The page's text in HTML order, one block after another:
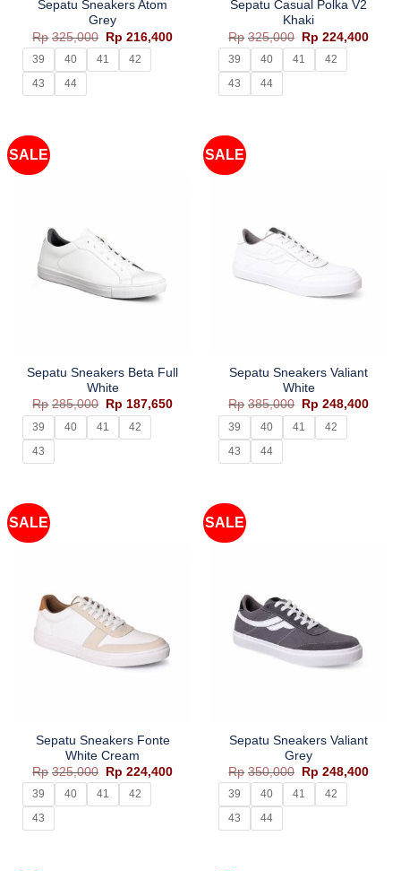
Sepatu Sneakers Atom
Grey
Rp 325,000
Harga
aslinya
adalah:
Rp325,000.
Rp 216,400Harga
Rp216,400.
39 40 41
42
43
44
Sepatu Casual Polka V2
Khaki
Rp 325,000
Harga
aslinya
adalah:
Rp325,000.
Rp 224,400
39 40 41
42
43
44
SALE
Sepatu Sneakers Beta Full
White
Rp 285,000
Harga
aslinya
adalah:
Rp285,000.
Rp 187,650Harga
Rp187,650.
39 40 41
42
43
SALE
Sepatu Sneakers Valiant
White
Rp 385,000
Harga
aslinya
adalah:
Rp385,000.
Rp 248,400
39 40 41
42
43
44
SALE
Sepatu Sneakers Fonte
White Cream
Rp 325,000
Harga
aslinya
adalah:
Rp325,000.
Rp 224,400Harga
Rp224,400.
39 40 41
42
43
SALE
Sepatu Sneakers Valiant
Grey
Rp 350,000
Harga
aslinya
adalah:
Rp350,000.
Rp 248,400
39 40 41
42
43
44